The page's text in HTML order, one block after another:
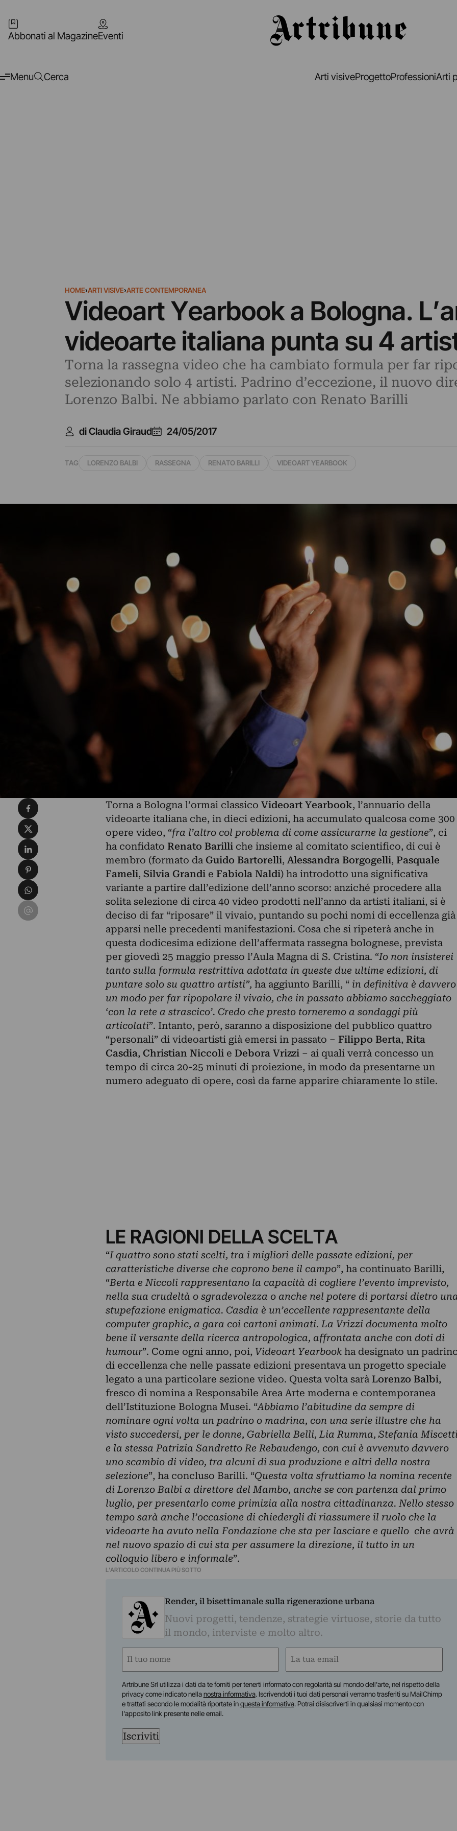
Abbonati al MagazineEventi
Menu Cerca Arti visiveProgettoProfessioniArti
HOME›ARTI VISIVE›ARTE CONTEMPORANEA
Videoart Yearbook a Bologna.
videoarte italiana punta su 4
Torna la rassegna video che ha cambiato formula per far
selezionando solo 4 artisti. Padrino d’eccezione, il nuovo
Lorenzo Balbi. Ne abbiamo parlato con Renato Barilli
di Claudia Giraud 24/05/2017
TAG LORENZO BALBI RASSEGNA RENATO BARILLI VIDEOART YEARBOOK
Torna a Bologna l’ormai classico Videoart Yearbook, l’annuario della
videoarte italiana che, in dieci edizioni, ha accumulato qualcosa come 300
opere video, “fra l’altro col problema di come assicurarne la gestione”, ci
ha confidato Renato Barilliche insieme al comitato scientifico, di cui è
membro (formato da Guido Bartorelli, Alessandra Borgogelli, Pasquale
Fameli, Silvia Grandi e Fabiola Naldi) ha introdotto una significativa
variante a partire dall’edizione dell’anno scorso: anziché procedere alla
solita selezione di circa 40 video prodotti nell’anno da artisti italiani, si è
deciso di far “riposare” il vivaio, puntando su pochi nomi di eccellenza già
apparsi nelle precedenti manifestazioni. Cosa che si ripeterà anche in
questa dodicesima edizione dell’affermata rassegna bolognese, prevista
per giovedì 25 maggio presso l’Aula Magna di S. Cristina. “Io non insisterei
tanto sulla formula restrittiva adottata in queste due ultime edizioni, di
puntare solo su quattro artisti”, ha aggiunto Barilli, “ in definitiva è davvero
un modo per far ripopolare il vivaio, che in passato abbiamo saccheggiato
‘con la rete a strascico’. Credo che presto torneremo a sondaggi più
articolati”. Intanto, però, saranno a disposizione del pubblico quattro
“personali” di videoartisti già emersi in passato – Filippo Berta, Rita
Casdia, Christian Niccolie Debora Vrizzi– ai quali verrà concesso un
tempo di circa 20-25 minuti di proiezione, in modo da presentarne un
numero adeguato di opere, così da farne apparire chiaramente lo stile.
LE RAGIONI DELLA SCELTA
“I quattro sono stati scelti, tra i migliori delle passate edizioni, per
caratteristiche diverse che coprono bene il campo”, ha continuato Barilli,
“Berta e Niccoli rappresentano la capacità di cogliere l’evento imprevisto,
nella sua crudeltà o sgradevolezza o anche nel potere di portarsi dietro
stupefazione enigmatica. Casdia è un’eccellente rappresentante della
computer graphic, a gara coi cartoni animati. La Vrizzi documenta molto
bene il versante della ricerca antropologica, affrontata anche con doti di
humour”. Come ogni anno, poi, Videoart Yearbookha designato un
di eccellenza che nelle passate edizioni presentava un progetto speciale
legato a una particolare sezione video. Questa volta sarà Lorenzo Balbi,
fresco di nomina a Responsabile Area Arte moderna e contemporanea
dell’Istituzione Bologna Musei. “Abbiamo l’abitudine da sempre di
nominare ogni volta un padrino o madrina, con una serie illustre che ha
visto succedersi, per le donne, Gabriella Belli, Lia Rumma, Stefania
e la stessa Patrizia Sandretto Re Rebaudengo, con cui è avvenuto davvero
uno scambio di video, tra alcuni di sua produzione e altri della nostra
selezione”, ha concluso Barilli. “Questa volta sfruttiamo la nomina recente
di Lorenzo Balbi a direttore del Mambo, anche se con partenza dal primo
luglio, per presentarlo come primizia alla nostra cittadinanza. Nello stesso
tempo sarà anche l’occasione di chiedergli di riassumere il ruolo che la
videoarte ha avuto nella Fondazione che sta per lasciare e quello che avrà
nel nuovo spazio di cui sta per assumere la direzione, il tutto in un
colloquio libero e informale”.
L'ARTICOLO CONTINUA PIÙ SOTTO
Render, il bisettimanale sulla rigenerazione urbana
Nuovi progetti, tendenze, strategie virtuose, storie da tutto
il mondo, interviste e molto altro.
Nome
Email
Artribune Srl utilizza i dati da te forniti per tenerti informato con regolarità sul mondo dell'arte, nel rispetto della
privacy come indicato nellanostra informativa. Iscrivendoti i tuoi dati personali verranno trasferiti su MailChimp
e trattati secondo le modalità riportate inquesta informativa. Potrai disiscriverti in qualsiasi momento con
l'apposito link presente nelle email.
Iscriviti
Condividi su Facebook
Condividi su X
Condividi su LinkedIn
Condividi su Pinterest
Condividi su WhatsApp
Condividi su Email